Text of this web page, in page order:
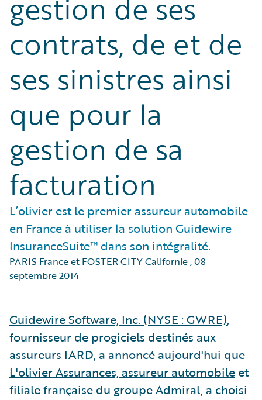
gestion de ses
contrats, de et de
ses sinistres ainsi
que pour la
gestion de sa
facturation
L’olivier est le premier assureur automobile
en France à utiliser la solution Guidewire
InsuranceSuite™ dans son intégralité.
PARIS France et FOSTER CITY Californie,08
septembre 2014
Guidewire Software, Inc. (NYSE : GWRE),
fournisseur de progiciels destinés aux
assureurs IARD, a annoncé aujourd'hui que
L'olivier Assurances, assureur automobile et
filiale française du groupe Admiral, a choisi